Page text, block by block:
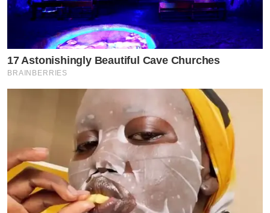
17 Astonishingly Beautiful Cave Churches
BRAINBERRIES